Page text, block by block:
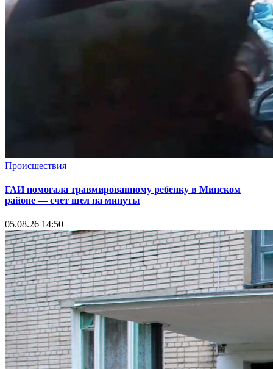
Происшествия
ГАИ помогала травмированному ребенку в Минском
районе — счет шел на минуты
05.08.26 14:50